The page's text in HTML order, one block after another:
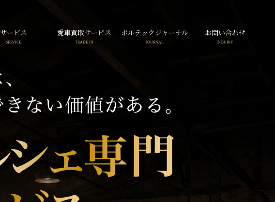
サービス
SERVICE
愛車買取サービス
TRADE IN
ポルテックジャーナル
JOURNAL
お問い合わせ
INQUIRY